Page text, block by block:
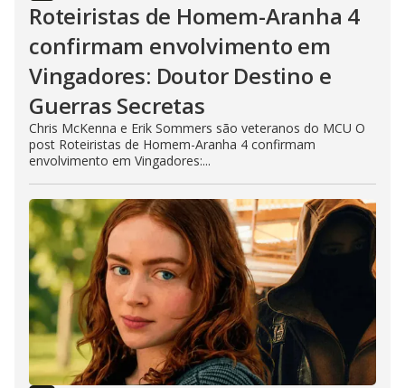
Roteiristas de Homem-Aranha 4
confirmam envolvimento em
Vingadores: Doutor Destino e
Guerras Secretas
Chris McKenna e Erik Sommers são veteranos do MCU O
post Roteiristas de Homem-Aranha 4 confirmam
envolvimento em Vingadores:...